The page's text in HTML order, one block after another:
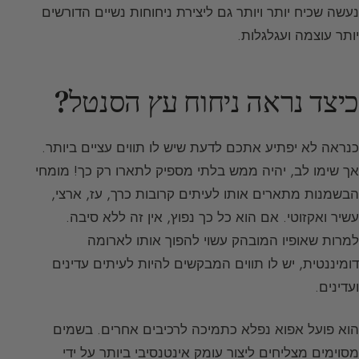
נעשה שכיח יותר ויותר גם ליצירת ניחוחות נשיים הדורשים
יותר עוצמה ועגלגלות.
כיצד נראה ניחוח עץ הסנטל?
כנראה לא יפתיע אתכם לדעת שיש לו תווים עציים ביותר.
אך שימו לב, יהיה ממש בלתי מספיק לתארו רק כך! מומחי
הבשמנות מתארים אותו לעיתים קרובות כרך, עז, ארצי,
עשיר ואקזוטי. אם הוא כל כך נפוץ, אין זה ללא סיבה.
למרות שאופיו המובהק עשוי להפוך אותו לארומה
דומיננטית, יש לו תווים המבקשים להיות לעיתים עדינים
ועדינים.
הוא פועל אפוא נפלא כתמיכה לרכיבים אחרים. בשמים
מסוימים מצליחים ליצור עומק אינטנסיבי ביותר על ידי